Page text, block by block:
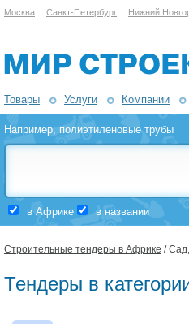
Москва Санкт-Петербург Нижний
Товары Услуги Компании
Например,полиэтиленовые трубы
в Африке в названии
Строительные тендеры в Африке /
Тендеры в